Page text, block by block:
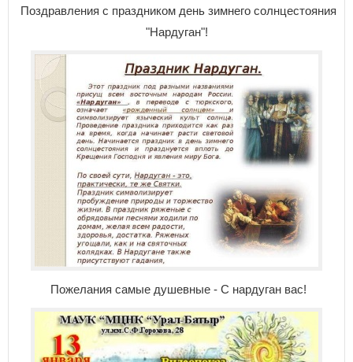
Поздравления с праздником день зимнего солнцестояния
"Нардуган"!
Пожелания самые душевные - С нардуган вас!